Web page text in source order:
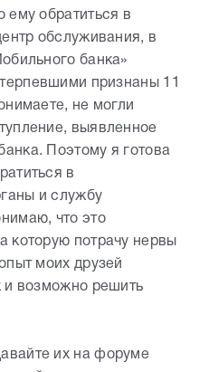
ему обратиться в
обслуживания, в
банка»
признаны 11
не могли
выявленное
Поэтому я готова
в
и службу
что это
которую потрачу нервы
моих друзей
и возможно решить
их на форуме